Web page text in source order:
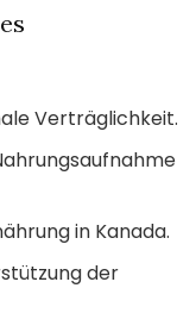
Verträglichkeit.
in Kanada.
der